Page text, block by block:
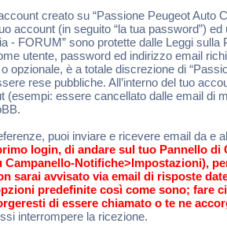
creato su “Passione Peugeot Auto
account (in seguito “la tua password”)
FORUM” sono protette dalle Leggi
utente, password ed indirizzo email
è a totale discrezione di
rese pubbliche. All’interno del tuo
essere cancellato dalle email di
puoi inviare e ricevere email da e
login, di andare sul tuo Pannello di
Notifiche>Impostazioni),
sarai avvisato via email di risposte
predefinite così come sono; fare
di essere chiamato o te ne
interrompere la ricezione.